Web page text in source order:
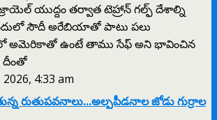
యుద్దం తర్వాత టెహ్రాన్ గల్ఫ్ దేశాల్ని
సౌదీ అరేబియాతో పాటు పలు
అమెరికాతో ఉంటే తాము సేఫ్ అని భావించిన
దీంతో
4:33 am
రుతుపవనాలు...అల్పపీడనాల జోడు గుర్రాల